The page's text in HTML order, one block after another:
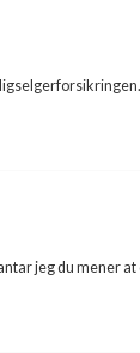
jeg du mener